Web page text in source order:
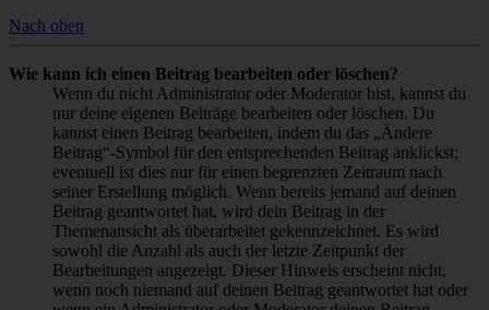
Nach oben
Wie kann ich einen Beitrag bearbeiten oder löschen?
Wenn du nicht Administrator oder Moderator bist, kannst du
nur deine eigenen Beiträge bearbeiten oder löschen. Du
kannst einen Beitrag bearbeiten, indem du das „Ändere
Beitrag“-Symbol für den entsprechenden Beitrag anklickst;
eventuell ist dies nur für einen begrenzten Zeitraum nach
seiner Erstellung möglich. Wenn bereits jemand auf deinen
Beitrag geantwortet hat, wird dein Beitrag in der
Themenansicht als überarbeitet gekennzeichnet. Es wird
sowohl die Anzahl als auch der letzte Zeitpunkt der
Bearbeitungen angezeigt. Dieser Hinweis erscheint nicht,
wenn noch niemand auf deinen Beitrag geantwortet hat oder